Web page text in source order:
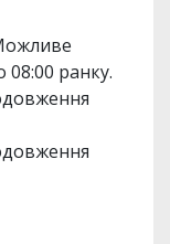
ранку.